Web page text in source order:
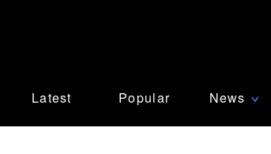
Latest Popular News ∨